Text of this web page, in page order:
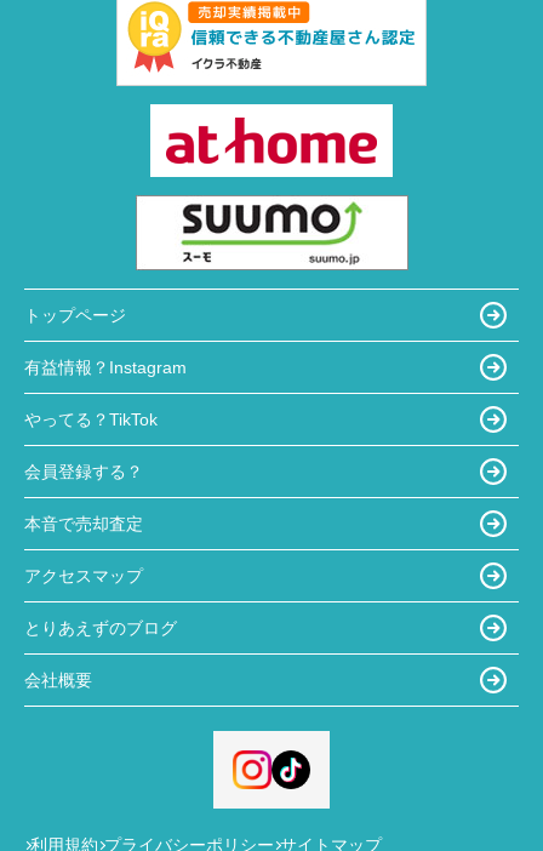
トップページ
有益情報？Instagram
やってる？TikTok
会員登録する？
本音で売却査定
アクセスマップ
とりあえずのブログ
会社概要
利用規約 プライバシーポリシー サイトマップ